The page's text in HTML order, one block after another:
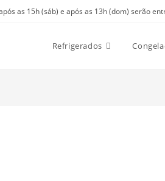
as 15h (sáb) e após as 13h (dom) serão
Refrigerados